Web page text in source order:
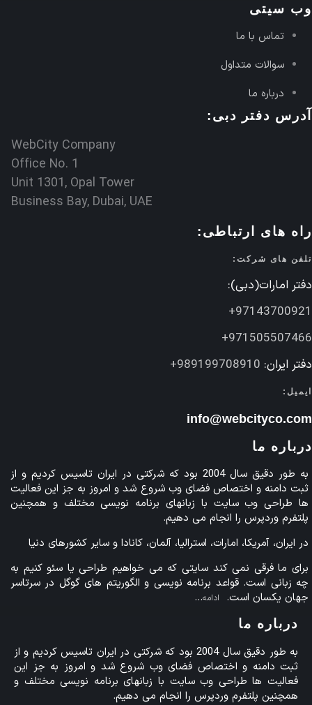
وب سیتی
تماس با ما
سوالات متداول
درباره ما
آدرس دفتر دبی:
WebCity Company
Office No. 1
Unit 1301, Opal Tower
Business Bay, Dubai, UAE
راه های ارتباطی:
تلفن های شرکت:
دفتر امارات(دبی):
97143700921+
971505507466+
دفتر ایران: 989199708910+
ایمیل:
info@webcityco.com
درباره ما
به طور دقیق سال 2004 بود که شرکتی در ایران تاسیس کردیم و از
ثبت دامنه و اختصاص فضای وب شروع شد و امروز به جز این فعالیت
ها طراحی وب سایت با زبانهای برنامه نویسی مختلف و همچنین
پلتفرم وردپرس را انجام می دهیم.
در ایران، آمریکا، امارات، استرالیا، آلمان، کانادا و سایر کشورهای دنیا
برای ما فرقی نمی کند سایتی که می خواهیم طراحی یا سئو کنیم به
چه زبانی است. قواعد برنامه نویسی و الگوریتم های گوگل در سرتاسر
جهان یکسان است.
ادامه…
درباره ما
به طور دقیق سال 2004 بود که شرکتی در ایران تاسیس کردیم و از
ثبت دامنه و اختصاص فضای وب شروع شد و امروز به جز این
فعالیت ها طراحی وب سایت با زبانهای برنامه نویسی مختلف و
همچنین پلتفرم وردپرس را انجام می دهیم.